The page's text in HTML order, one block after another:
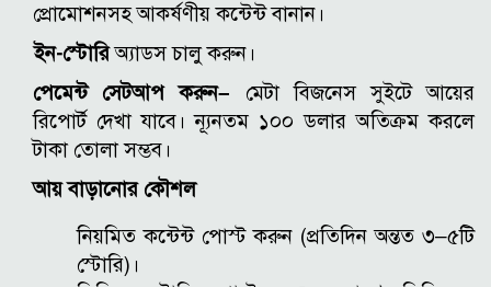
প্রোমোশনসহ আকর্ষণীয় কন্টেন্ট বানান।
ইন-স্টোরিঅ্যাডস চালু করুন।
পেমেন্ট সেটআপ করুন– মেটা বিজনেস সুইটে আয়ের
রিপোর্ট দেখা যাবে। ন্যূনতম ১০০ ডলার অতিক্রম করলে
টাকা তোলা সম্ভব।
আয় বাড়ানোর কৌশল
নিয়মিত কন্টেন্ট পোস্ট করুন (প্রতিদিন অন্তত ৩–৫টি
স্টোরি)।